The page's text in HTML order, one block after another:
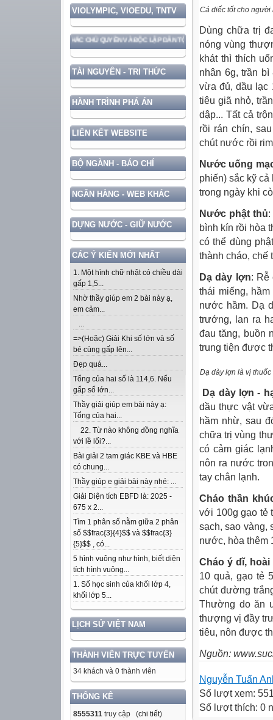
VIOLYMPIC, VIOEDU, TNTV
CHẮC CHỦ QUYỀN VÀ ĐỘC LẬP DÂN TỘC!
TÀI NGUYÊN - TRI THỨC
HÀNH TRÌNH PHÁ ÁN
LIÊN KẾT WEBSITE
BỘ NGÀNH - BÁO CHÍ
NGÂN HÀNG - WEB KHÁC
DỰNG NƯỚC - GIỮ NƯỚC
CÁC Ý KIẾN MỚI NHẤT
1. Một hình chữ nhật có chiều dài
gấp 1,5...
Nhờ thầy giúp em 2 bài này ạ,
em cảm...
...
=>(Hoặc) Giải Khi số lớn và số
bé cùng gấp lên...
Đẹp quá...
Tổng của hai số là 114,6. Nếu
gấp số lớn...
Thầy giải giúp em bài này ạ:
Tổng của hai...
22. Từ nào không đồng nghĩa
với lề lối?...
Bài giải 2 tam giác KBE và HBE
có chung...
Thầy giúp e giải bài này nhé: ...
Giải Diện tích EBFD là: 2025 -
675 x 2...
Tìm 1 phân số nằm giữa 2 phân
số $$frac{3}{4}$$ và $$frac{3}
{5}$$ , có...
5 hình vuông như hình, biết diện
tích hình vuông...
1. Số học sinh của khối lớp 4,
khối lớp 5...
LỊCH SỬ VIỆT NAM
THÀNH VIÊN TRỰC TUYẾN
34 khách và 0 thành viên
THỐNG KÊ
8555311 truy cập (chi tiết)
Cá diếc tốt cho người
Dùng chữa trị
nóng vùng
khát thì thích
nhân 6g, trần
vừa đủ, dầu lạc
tiêu giã nhỏ,
dập... Tất cả
rồi rán chín,
chút nước rồi
Nước uống
phiến) sắc kỹ
trong ngày khi
Nước phật thủ
bình kín rồi hòa
có thể dùng
thành cháo, chế
Dạ dày lợn: Rễ
thái miếng,
nước hầm. Dạ
trướng, lan ra
đau tăng, buồn
trung tiện được
Dạ dày lợn là vị
Dạ dày lợn -
dầu thực vật
hầm nhừ, sau
chữa trị vùng
có cảm giác
nôn ra nước
tay chân lạnh.
Cháo thần
với 100g gạo tẻ
sạch, sao vàng,
nước, hòa thêm
Cháo ý dĩ, hoài
10 quả, gạo tẻ
chút đường
Thường do ăn
thượng vị đầy
tiêu, nôn được
Nguồn:
Nguyễn Tuấn
Số lượt xem:
Số lượt thích: 0